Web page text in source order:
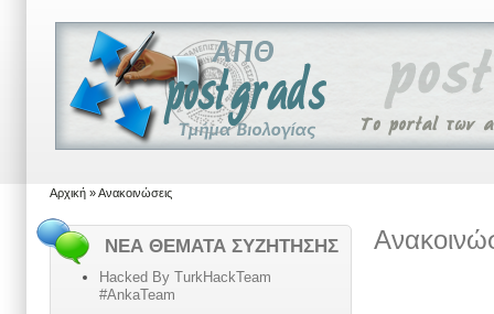
Αρχική » Ανακοινώσεις
ΝΈΑ ΘΈΜΑΤΑ ΣΥΖΉΤΗΣΗΣ
Hacked By TurkHackTeam
#AnkaTeam